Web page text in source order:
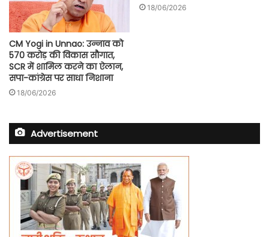
CM Yogi in Unnao: उन्नाव को
570 करोड़ की विकास सौगात,
SCR में शामिल करने का ऐलान,
सपा-कांग्रेस पर साधा निशाना
18/06/2026
18/06/2026
Advertisement